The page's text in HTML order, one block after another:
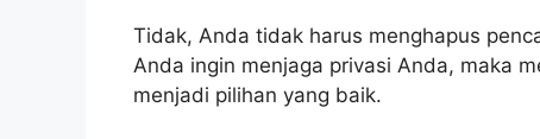
Tidak, Anda tidak harus menghapus
Anda ingin menjaga privasi Anda, maka
menjadi pilihan yang baik.